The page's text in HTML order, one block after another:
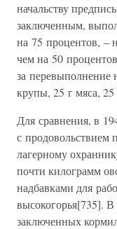
начальству
заключенным,
на 75 процентов, –
чем на 50
за перевыполнение
крупы, 25 г мяса,
Для сравнения, в
с продовольствием
лагерному
почти килограмм
надбавками для
высокогорья[735].
заключенных